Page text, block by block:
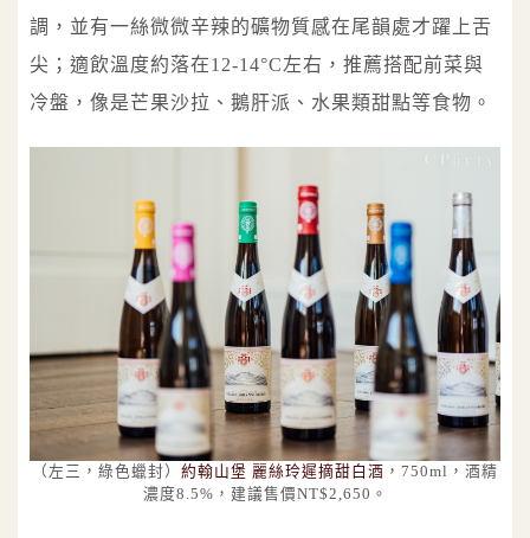
調，並有一絲微微辛辣的礦物質感在尾韻處才躍上舌
尖；適飲溫度約落在12-14°C左右，推薦搭配前菜與
冷盤，像是芒果沙拉、鵝肝派、水果類甜點等食物。
（左三，綠色蠟封） 約翰山堡 麗絲玲遲摘甜白酒 ，750ml，酒精
濃度8.5%，建議售價NT$2,650。